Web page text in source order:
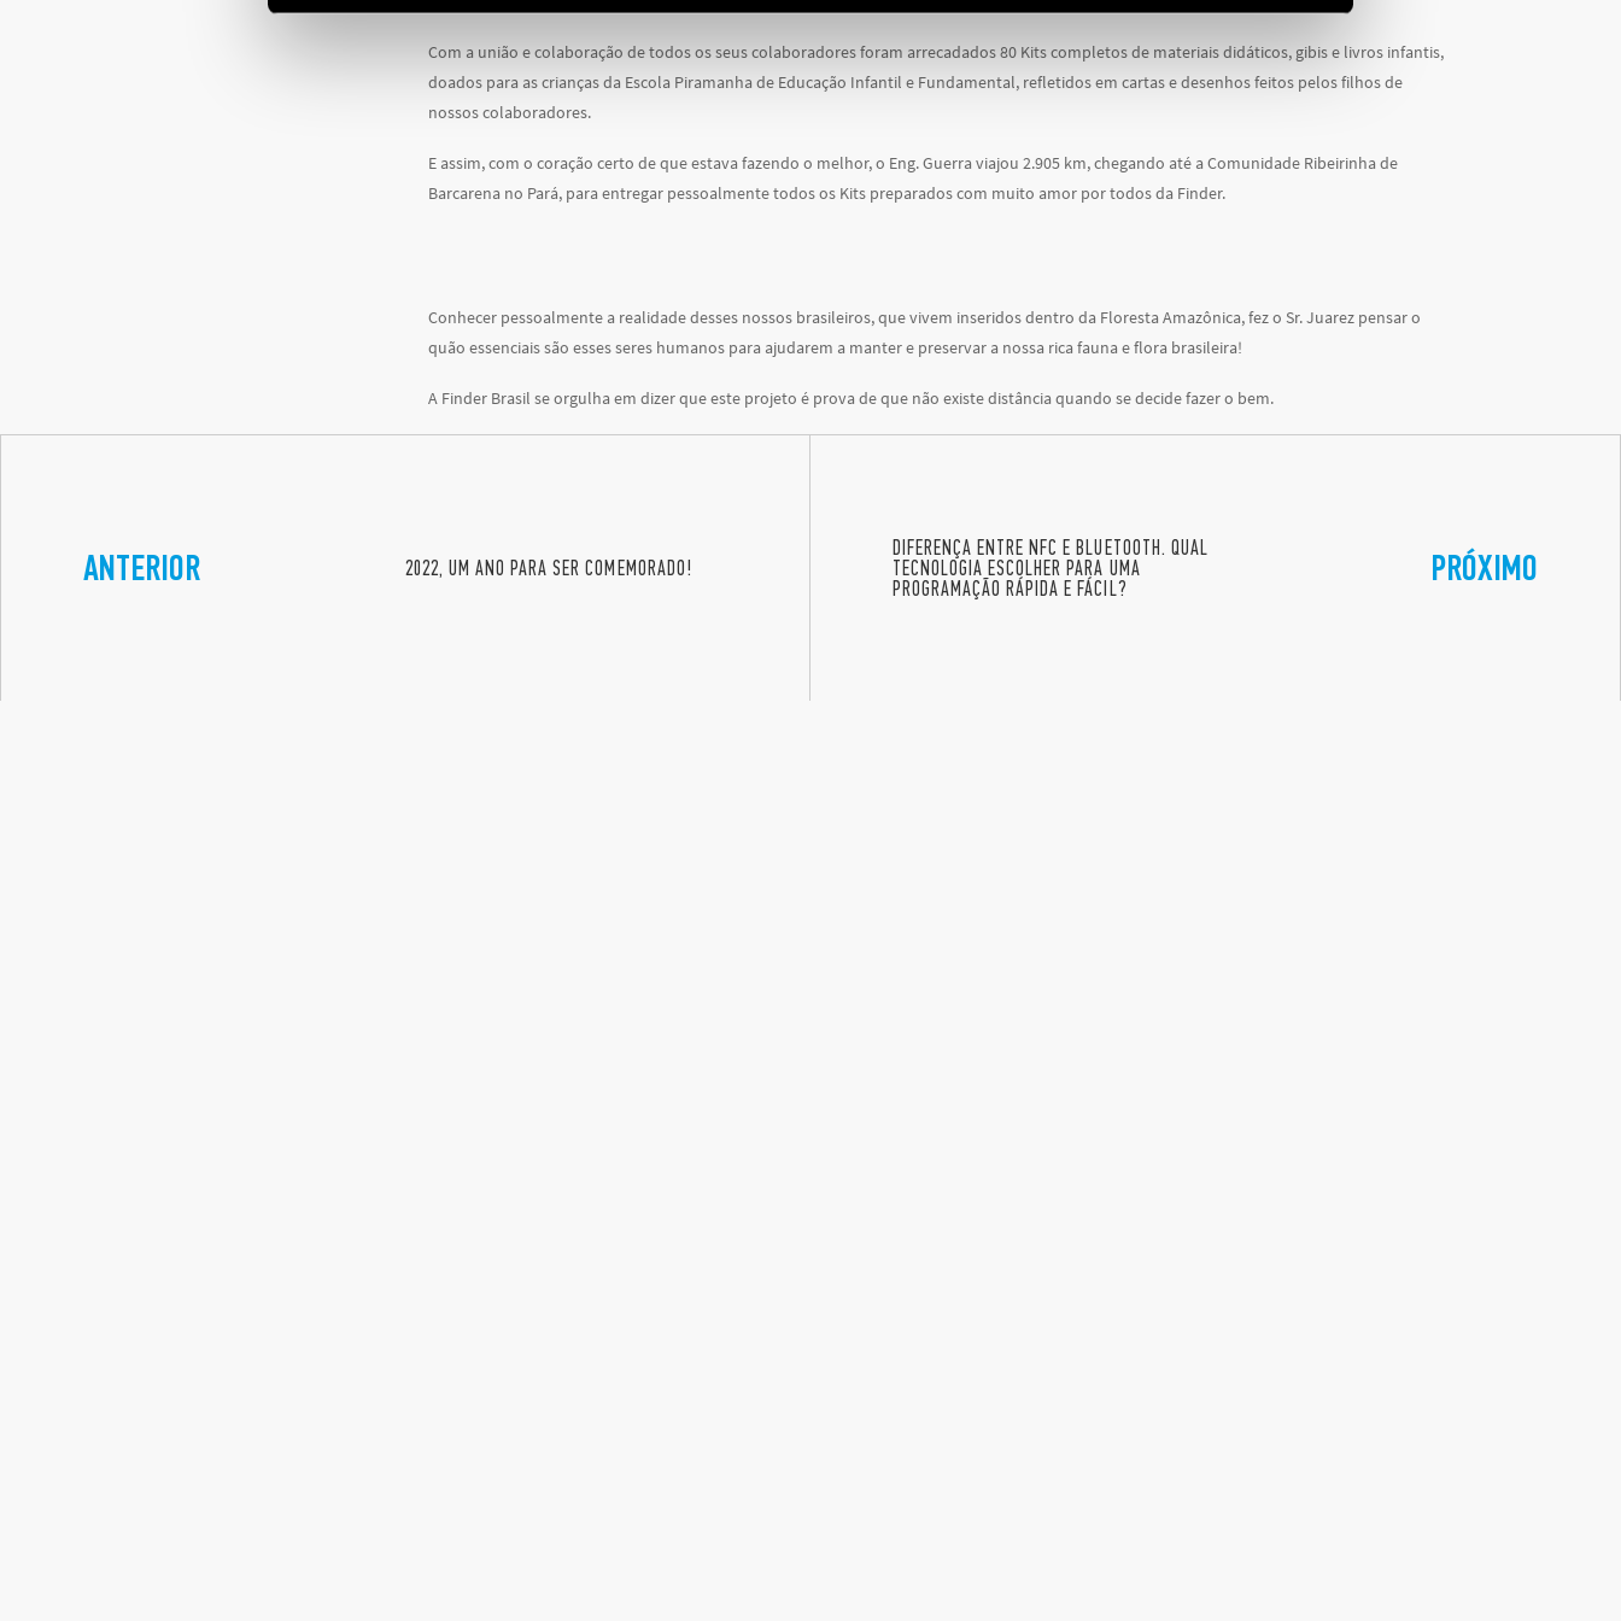
Com a união e colaboração de todos os seus colaboradores foram arrecadados 80 Kits completos de materiais didáticos, gibis e livros infantis,
doados para ascrianças da Escola Piramanha de Educação Infantil e Fundamental, refletidos em cartas e desenhos feitos pelos filhos de
nossos colaboradores.
E assim, com o coração certo de que estava fazendo o melhor, o Eng. Guerra viajou 2.905 km, chegando até a Comunidade Ribeirinha de
Barcarena no Pará, para entregar pessoalmente todos os Kits preparados com muito amor por todos da Finder.
Conhecer pessoalmente a realidade desses nossos brasileiros, que vivem inseridos dentro da Floresta Amazônica, fez o Sr. Juarez pensar o
quão essenciais são esses seres humanos para ajudarem a manter e preservar a nossa rica fauna e flora brasileira!
A Finder Brasil se orgulha em dizer que este projeto é prova de que não existe distância quando se decide fazer o bem.
ANTERIOR 2022, UM ANO PARA SER COMEMORADO! PRÓXIMO
DIFERENÇA ENTRE NFC E BLUETOOTH. QUAL
TECNOLOGIA ESCOLHER PARA UMA
PROGRAMAÇÃO RÁPIDA E FÁCIL?